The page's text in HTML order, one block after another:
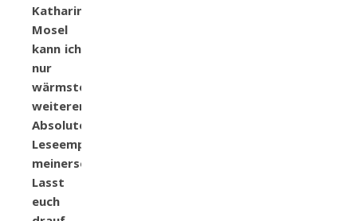
Katharina
Mosel
kann ich
nur
wärmstens
weiterempfehlen.
Absolute
Leseempfehlung
meinerseits.
Lasst
euch